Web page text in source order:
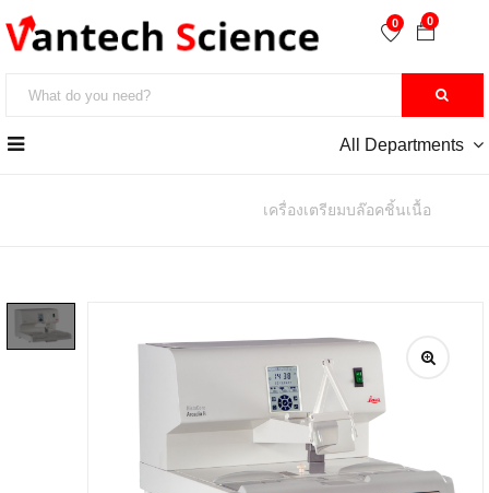
0
0
All Departments
เครื่องเตรียมบล๊อคชิ้นเนื้อ